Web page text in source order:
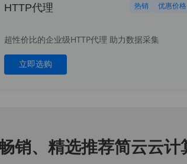
HTTP代理 热销 优惠价格
超性价比的企业级HTTP代理 助力数据采集
立即选购
销、精选推荐简云云计